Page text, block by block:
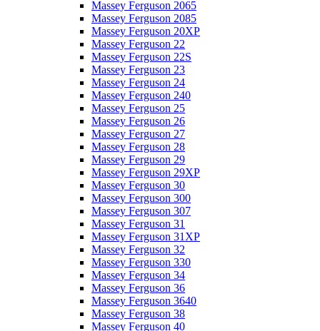
Massey Ferguson 2065
Massey Ferguson 2085
Massey Ferguson 20XP
Massey Ferguson 22
Massey Ferguson 22S
Massey Ferguson 23
Massey Ferguson 24
Massey Ferguson 240
Massey Ferguson 25
Massey Ferguson 26
Massey Ferguson 27
Massey Ferguson 28
Massey Ferguson 29
Massey Ferguson 29XP
Massey Ferguson 30
Massey Ferguson 300
Massey Ferguson 307
Massey Ferguson 31
Massey Ferguson 31XP
Massey Ferguson 32
Massey Ferguson 330
Massey Ferguson 34
Massey Ferguson 36
Massey Ferguson 3640
Massey Ferguson 38
Massey Ferguson 40